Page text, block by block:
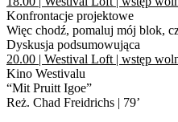
Konfrontacje projektowe
Więc chodź, pomaluj mój blok,
Dyskusja podsumowująca
20.00 | Westival Loft | wstęp
Kino Westivalu
“Mit Pruitt Igoe”
Reż. Chad Freidrichs | 79’